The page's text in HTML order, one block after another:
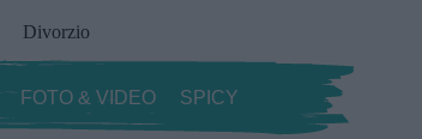
Divorzio
FOTO & VIDEO SPICY